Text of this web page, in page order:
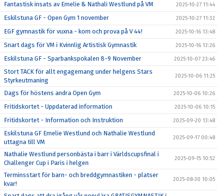
Fantastisk insats av Emelie & Nathali Westlund på VM 2025-10-27 11:44
Eskilstuna GF - Open Gym 1 november 2025-10-27 11:32
EGF gymnastik för vuxna - kom och prova på V 44! 2025-10-16 13:48
Snart dags för VM i Kvinnlig Artistisk Gymnastik 2025-10-16 13:26
Eskilstuna GF - Sparbankspokalen 8-9 November 2025-10-07 23:46
Stort TACK för allt engagemang under helgens Stars
Styrkeutmaning
2025-10-06 11:25
Dags för höstens andra Open Gym 2025-10-06 10:26
Fritidskortet - Uppdaterad information 2025-10-06 10:15
Fritidskortet - Information och Instruktion 2025-09-20 13:48
Eskilstuna GF Emelie Westlund och Nathalie Westlund
uttagna till VM
2025-09-17 00:48
Nathalie Westlund personbästa i barr i Världscupsfinal i
Challenger Cup i Paris i helgen
2025-09-15 10:52
Terminsstart för barn- och breddgymnastiken - platser
kvar!
2025-08-30 10:05